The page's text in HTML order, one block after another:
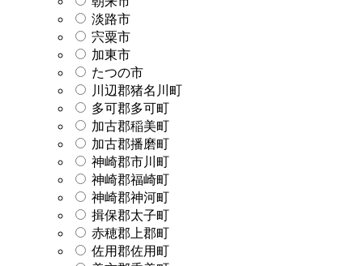
淡路市
宍粟市
加東市
たつの市
川辺郡猪名川町
多可郡多可町
加古郡稲美町
加古郡播磨町
神崎郡市川町
神崎郡福崎町
神崎郡神河町
揖保郡太子町
赤穂郡上郡町
佐用郡佐用町